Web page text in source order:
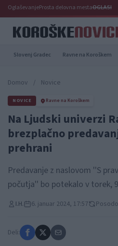
OglaševanjeProsta delovna mestaOGLASI
Slovenj Gradec Ravne na Koroškem
Domov / Novice
NOVICE Ravne na Koroškem
Na Ljudski univerzi
brezplačno
prehrani
Predavanje z naslovom ''S
počutja'' bo potekalo v torek,
I.H. 6. januar 2024, 17:57
Deli: